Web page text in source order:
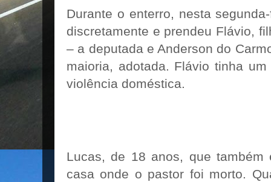
Durante o enterro, nesta
discretamente e prendeu Flávio,
– a deputada e Anderson do
maioria, adotada. Flávio tinha
violência doméstica.
Lucas, de 18 anos, que
casa onde o pastor foi morto.